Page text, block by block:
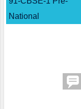
National